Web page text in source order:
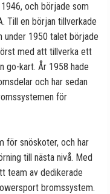
och började som
Till en början tillverkade
under 1950 talet började
med att tillverka ett
go-kart. År 1958 hade
och har sedan
för
för snöskoter, och har
till nästa nivå. Med
team av dedikerade
bromssystem.